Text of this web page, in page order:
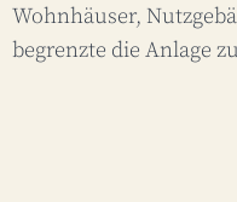
Wohnhäuser,
begrenzte die Anlage